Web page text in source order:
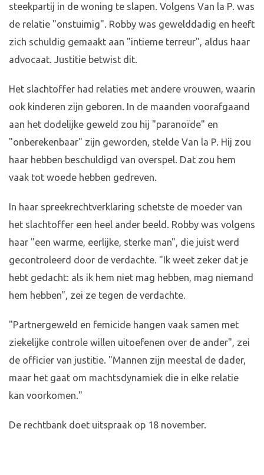
steekpartij in de woning te slapen. Volgens Van la P. was
de relatie "onstuimig". Robby was gewelddadig en heeft
zich schuldig gemaakt aan "intieme terreur", aldus haar
advocaat. Justitie betwist dit.
Het slachtoffer had relaties met andere vrouwen, waarin
ook kinderen zijn geboren. In de maanden voorafgaand
aan het dodelijke geweld zou hij "paranoïde" en
"onberekenbaar" zijn geworden, stelde Van la P. Hij zou
haar hebben beschuldigd van overspel. Dat zou hem
vaak tot woede hebben gedreven.
In haar spreekrechtverklaring schetste de moeder van
het slachtoffer een heel ander beeld. Robby was volgens
haar "een warme, eerlijke, sterke man", die juist werd
gecontroleerd door de verdachte. "Ik weet zeker dat je
hebt gedacht: als ik hem niet mag hebben, mag niemand
hem hebben", zei ze tegen de verdachte.
"Partnergeweld en femicide hangen vaak samen met
ziekelijke controle willen uitoefenen over de ander", zei
de officier van justitie. "Mannen zijn meestal de dader,
maar het gaat om machtsdynamiek die in elke relatie
kan voorkomen."
De rechtbank doet uitspraak op 18 november.